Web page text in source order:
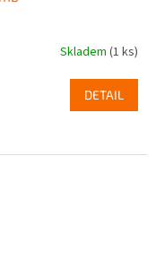
Skladem (1 ks)
DETAIL